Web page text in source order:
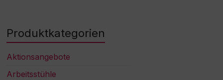
Produktkategorien
Aktionsangebote
Arbeitsstühle